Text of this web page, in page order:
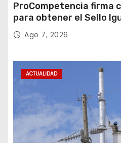
ProCompetencia firma
para obtener el Sello
Sector Público
Ago 7, 2026
ACTUALIDAD